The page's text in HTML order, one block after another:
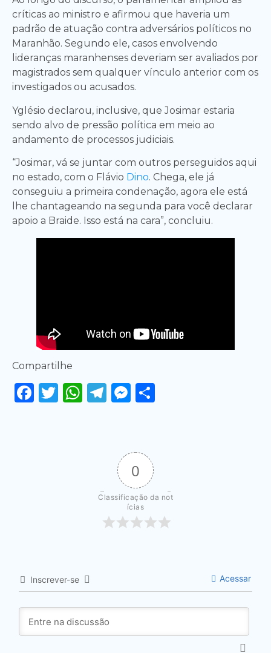
críticas ao ministro e afirmou que haveria um
padrão de atuação contra adversários políticos no
Maranhão. Segundo ele, casos envolvendo
lideranças maranhenses deveriam ser avaliados por
magistrados sem qualquer vínculo anterior com os
investigados ou acusados.
Yglésio declarou, inclusive, que Josimar estaria
sendo alvo de pressão política em meio ao
andamento de processos judiciais.
“Josimar, vá se juntar com outros perseguidos aqui
no estado, com o Flávio Dino. Chega, ele já
conseguiu a primeira condenação, agora ele está
lhe chantageando na segunda para você declarar
apoio a Braide. Isso está na cara”, concluiu.
Compartilhe
Facebook
Twitter
WhatsApp
Telegram
Messenger
0
Classificação da not
ícias
Inscrever-se Acessar